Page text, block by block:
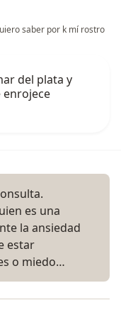
saber por k mí rostro
del plata y
es una
la ansiedad
estar
o miedo…